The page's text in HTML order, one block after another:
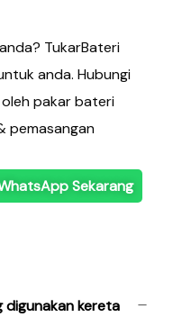
anda? TukarBateri
anda. Hubungi
pakar bateri
pemasangan
Sekarang
digunakan kereta